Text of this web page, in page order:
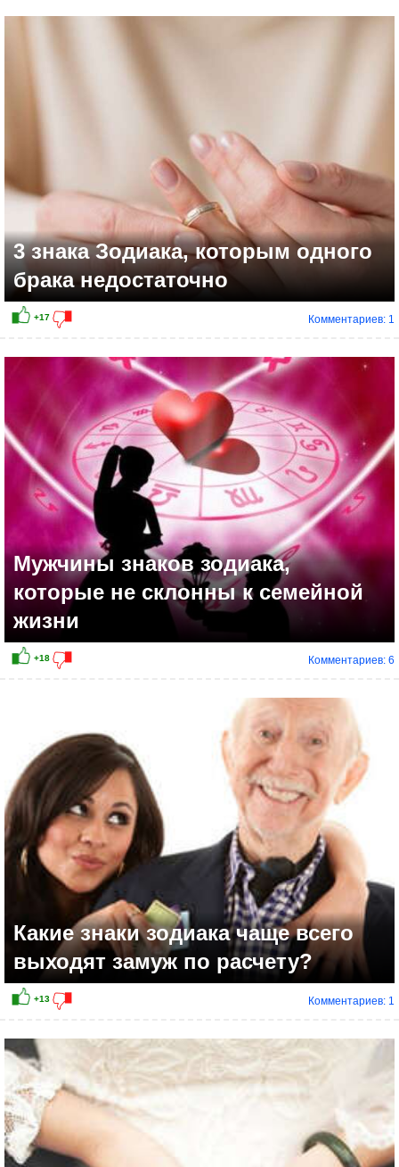
+7
3 знака Зодиака, которым одного
брака недостаточно
Комментариев: 1
Мужчины знаков зодиака,
которые не склонны к семейной
жизни
Комментариев: 6
Какие знаки зодиака чаще всего
выходят замуж по расчету?
Комментариев: 1